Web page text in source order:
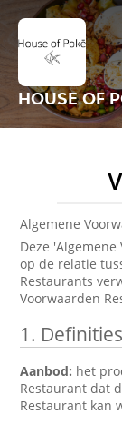
HOUSE OF
Algemene
Deze
op de relatie
Restaurants
Voorwaarden
1. Definities
Aanbod: het
Restaurant dat
Restaurant kan